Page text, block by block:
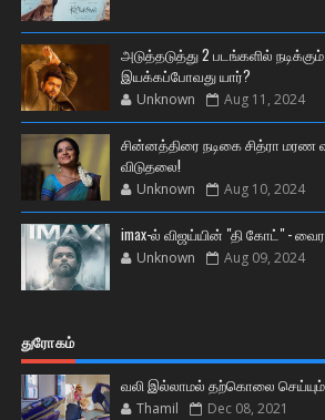
அடுத்தடுத்து 2 படங்களில்
இயக்கப்போவது யார்?
Unknown Aug 11, 2024
சின்னத்திரை நடிகை சித்ரா
விடுதலை!
Unknown Aug 10, 2024
imax-ல் விஜய்யின் "தி கோட்" -
Unknown Aug 09, 2024
துரோகம்
வலி இல்லாமல் தற்கொலை செய்யும்
Thamil Dec 08, 2021